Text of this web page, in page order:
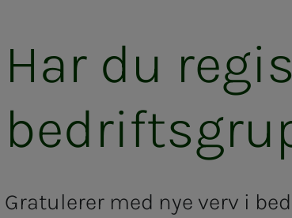
Har du
Gratulerer med nye verv i
s
a
l